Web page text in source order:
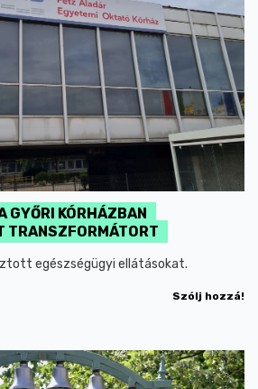
GYŐRI KÓRHÁZBAN
TRANSZFORMÁTORT
egészségügyi ellátásokat.
Szólj hozzá!